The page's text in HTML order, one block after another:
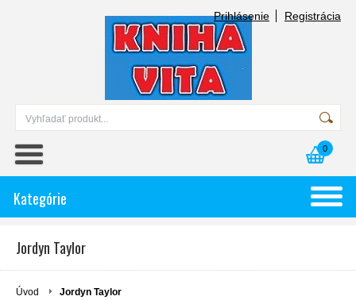
Prihlásenie Registrácia
0
Kategórie
Jordyn Taylor
Úvod Jordyn Taylor